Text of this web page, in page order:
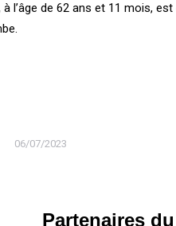
l’âge de 62 ans et 11 mois,
06/07/2023
Partenaires